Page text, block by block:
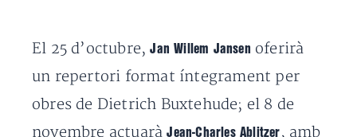
El 25 d’octubre,Jan Willem Jansen oferirà
un repertori format íntegrament per
obres de Dietrich Buxtehude; el 8 de
novembre actuaràJean-Charles Ablitzer , amb